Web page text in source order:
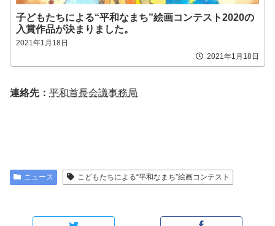
子どもたちによる“平和なまち”絵画コンテスト2020の
入賞作品が決まりました。
2021年1月18日
2021年1月18日
連絡先： 平和首長会議事務局
ニュース こどもたちによる“平和なまち”絵画コンテスト